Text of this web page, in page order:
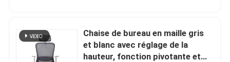
Canapé de mobilier de bureau
Chaise de bureau en maille gris
et blanc avec réglage de la
hauteur, fonction pivotante et